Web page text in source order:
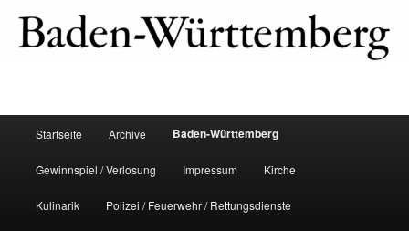
Startseite Archive Baden-Württemberg
Gewinnspiel / Verlosung Impressum Kirche
Kulinarik Polizei / Feuerwehr / Rettungsdienste